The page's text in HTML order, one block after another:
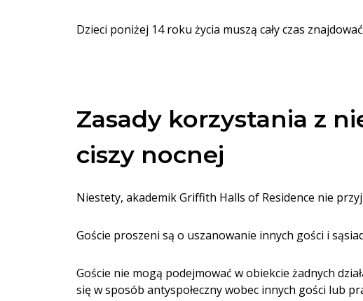
Dzieci poniżej 14 roku życia muszą cały czas
Zasady korzystania z
ciszy nocnej
Niestety, akademik Griffith Halls of Residence nie
Goście proszeni są o uszanowanie innych gości i
Goście nie mogą podejmować w obiekcie żadnych
się w sposób antyspołeczny wobec innych gości lub